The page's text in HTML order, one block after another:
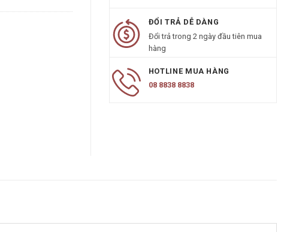
ĐỔI TRẢ DỄ DÀNG
Đổi trả trong 2 ngày đầu tiên mua
hàng
HOTLINE MUA HÀNG
08 8838 8838